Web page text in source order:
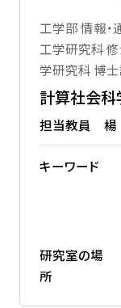
工学部 情報
工学研究科
学研究科 博
計算社会
担当教員
キーワード
研究室の場
所